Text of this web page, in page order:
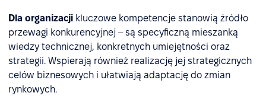
Dla organizacji kluczowe kompetencje stanowią źródło
przewagi konkurencyjnej – są specyficzną mieszanką
wiedzy technicznej, konkretnych umiejętności oraz
strategii. Wspierają również realizację jej strategicznych
celów biznesowych i ułatwiają adaptację do zmian
rynkowych.